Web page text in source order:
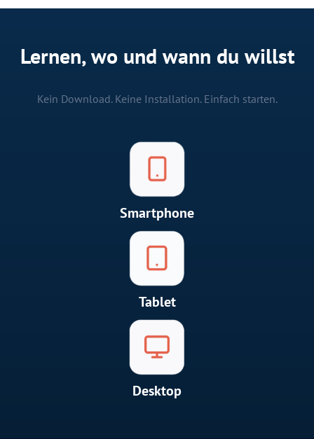
Lernen, wo und wann du willst
Kein Download. Keine Installation. Einfach starten.
Smartphone
Tablet
Desktop